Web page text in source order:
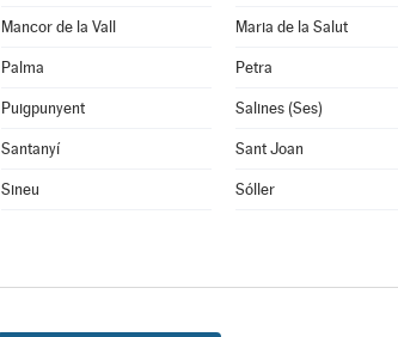
Mancor de la Vall Maria de la Salut
Palma Petra
Puigpunyent Salines (Ses)
Santanyí Sant Joan
Sineu Sóller